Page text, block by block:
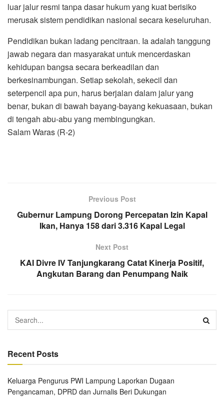
luar jalur resmi tanpa dasar hukum yang kuat berisiko
merusak sistem pendidikan nasional secara keseluruhan.
Pendidikan bukan ladang pencitraan. Ia adalah tanggung
jawab negara dan masyarakat untuk mencerdaskan
kehidupan bangsa secara berkeadilan dan
berkesinambungan. Setiap sekolah, sekecil dan
seterpencil apa pun, harus berjalan dalam jalur yang
benar, bukan di bawah bayang-bayang kekuasaan, bukan
di tengah abu-abu yang membingungkan.
Salam Waras (R-2)
Previous Post
Gubernur Lampung Dorong Percepatan Izin Kapal
Ikan, Hanya 158 dari 3.316 Kapal Legal
Next Post
KAI Divre IV Tanjungkarang Catat Kinerja Positif,
Angkutan Barang dan Penumpang Naik
Recent Posts
Keluarga Pengurus PWI Lampung Laporkan Dugaan
Pengancaman, DPRD dan Jurnalis Beri Dukungan